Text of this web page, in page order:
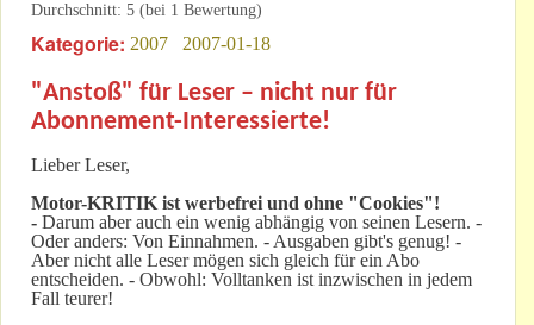
Durchschnitt: 5 (bei 1 Bewertung)
Kategorie: 2007 2007-01-18
"Anstoß" für Leser – nicht nur für
Abonnement-Interessierte!
Lieber Leser,
Motor-KRITIK ist werbefrei und ohne "Cookies"!
- Darum aber auch ein wenig abhängig von seinen Lesern. -
Oder anders: Von Einnahmen. - Ausgaben gibt's genug! -
Aber nicht alle Leser mögen sich gleich für ein Abo
entscheiden. - Obwohl: Volltanken ist inzwischen in jedem
Fall teurer!